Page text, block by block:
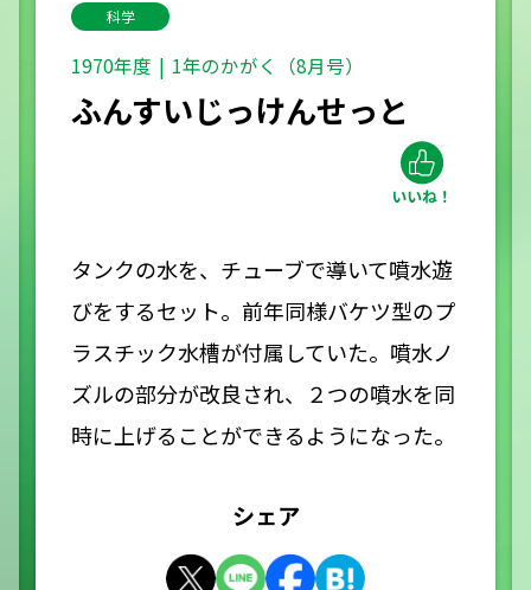
科学
1970年度 1年のかがく（8月号）
ふんすいじっけんせっと
タンクの水を、チューブで導いて噴水遊
びをするセット。前年同様バケツ型のプ
ラスチック水槽が付属していた。噴水ノ
ズルの部分が改良され、２つの噴水を同
時に上げることができるようになった。
シェア